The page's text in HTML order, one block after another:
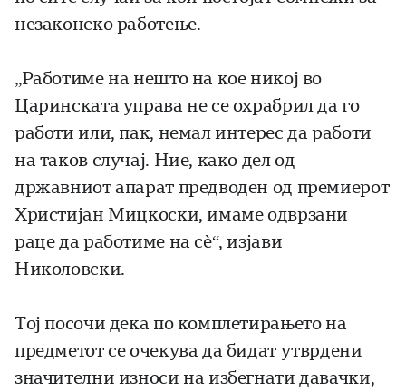
незаконско работење.
„Работиме на нешто на кое никој во
Царинската управа не се охрабрил да го
работи или, пак, немал интерес да работи
на таков случај. Ние, како дел од
државниот апарат предводен од премиерот
Христијан Мицкоски, имаме одврзани
раце да работиме на сè“, изјави
Николовски.
Тој посочи дека по комплетирањето на
предметот се очекува да бидат утврдени
значителни износи на избегнати давачки,